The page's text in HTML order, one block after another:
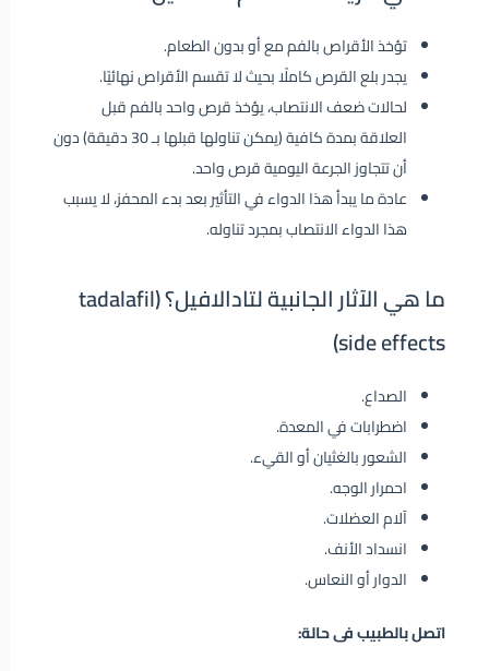
تؤخذ الأقراص بالفم مع أو بدون الطعام.
يجدر بلع القرص كاملًا بحيث لا تقسم الأقراص نهائيًا.
لحالات ضعف الانتصاب، يؤخذ قرص واحد بالفم قبل
العلاقة بمدة كافية (يمكن تناولها قبلها بـ 30 دقيقة) دون
أن تتجاوز الجرعة اليومية قرص واحد.
عادة ما يبدأ هذا الدواء في التأثير بعد بدء المحفز، لا يسبب
هذا الدواء الانتصاب بمجرد تناوله.
ما هي الآثار الجانبية لتادالافيل؟ (tadalafil
side effects)
الصداع.
اضطرابات في المعدة.
الشعور بالغثيان أو القيء.
احمرار الوجه.
آلام العضلات.
انسداد الأنف.
الدوار أو النعاس.
اتصل بالطبيب فى حالة: